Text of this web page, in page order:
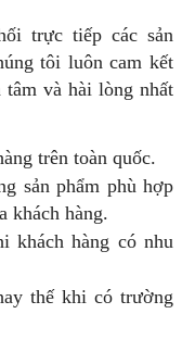
trực tiếp các sản
tôi luôn cam kết
tâm và hài lòng nhất
trên toàn quốc.
sản phẩm phù hợp
khách hàng.
khách hàng có nhu
thế khi có trường